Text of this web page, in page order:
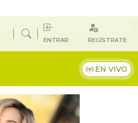
ENTRAR REGÍSTRATE
EN VIVO